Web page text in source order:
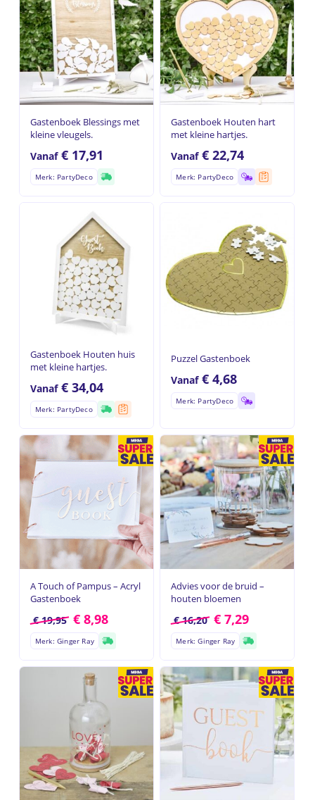
Gastenboek Blessings met
kleine vleugels.
Vanaf€ 17,91
Merk: PartyDeco
Gastenboek Houten hart
met kleine hartjes.
Vanaf€22,74
Merk: PartyDeco
Gastenboek Houten huis
met kleine hartjes.
Vanaf€ 34,04
Merk: PartyDeco
Puzzel Gastenboek
Vanaf€4,68
Merk: PartyDeco
A Touch of Pampus – Acryl
Gastenboek
€19,95 € 8,98
Merk: Ginger Ray
Advies voor de bruid –
houten bloemen
€16,20 €7,29
Merk: Ginger Ray